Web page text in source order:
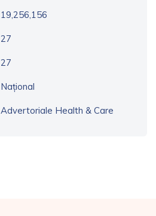
19,256,156
27
27
Național
Advertoriale Health & Care